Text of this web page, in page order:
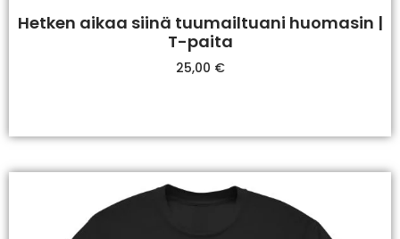
Hetken aikaa siinä tuumailtuani huomasin |
T-paita
25,00 €